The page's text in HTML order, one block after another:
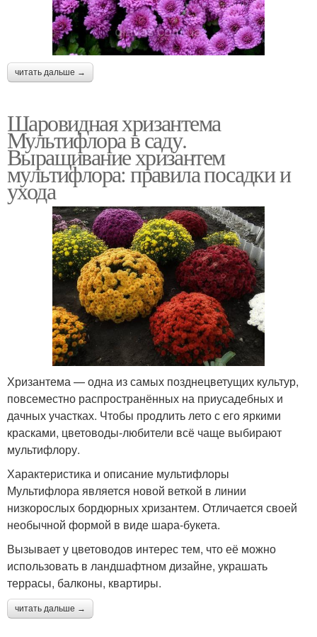
читать дальше →
Шаровидная хризантема
Мультифлора в саду.
Выращивание хризантем
мультифлора: правила посадки и
ухода
Хризантема — одна из самых позднецветущих культур,
повсеместно распространённых на приусадебных и
дачных участках. Чтобы продлить лето с его яркими
красками, цветоводы-любители всё чаще выбирают
мультифлору.
Характеристика и описание мультифлоры
Мультифлора является новой веткой в линии
низкорослых бордюрных хризантем. Отличается своей
необычной формой в виде шара-букета.
Вызывает у цветоводов интерес тем, что её можно
использовать в ландшафтном дизайне, украшать
террасы, балконы, квартиры.
читать дальше →